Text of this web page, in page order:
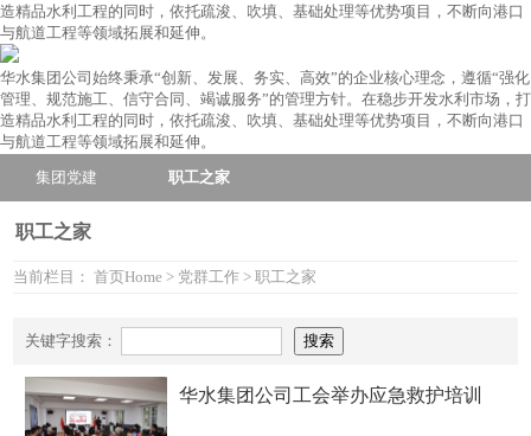
造精品水利工程的同时，依托疏浚、吹填、基础处理等优势项目，不断向港口
与航道工程等领域拓展和延伸。
华水集团公司始终秉承“创新、发展、务实、高效”的企业核心理念，遵循“强化
管理、规范施工、信守合同、竭诚服务”的管理方针。在稳步开发水利市场，打
造精品水利工程的同时，依托疏浚、吹填、基础处理等优势项目，不断向港口
与航道工程等领域拓展和延伸。
集团党建
职工之家
职工之家
当前栏目： 首页Home > 党群工作> 职工之家
关键字搜索：
华水集团公司工会举办应急救护培训